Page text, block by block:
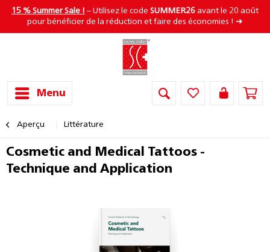
15 % Summer Sale ! – Utilisez le code SUMMER26 avant le 20 août
pour bénéficier de la réduction et faire des économies ! ➜
Menu
Aperçu Littérature
Cosmetic and Medical Tattoos -
Technique and Application